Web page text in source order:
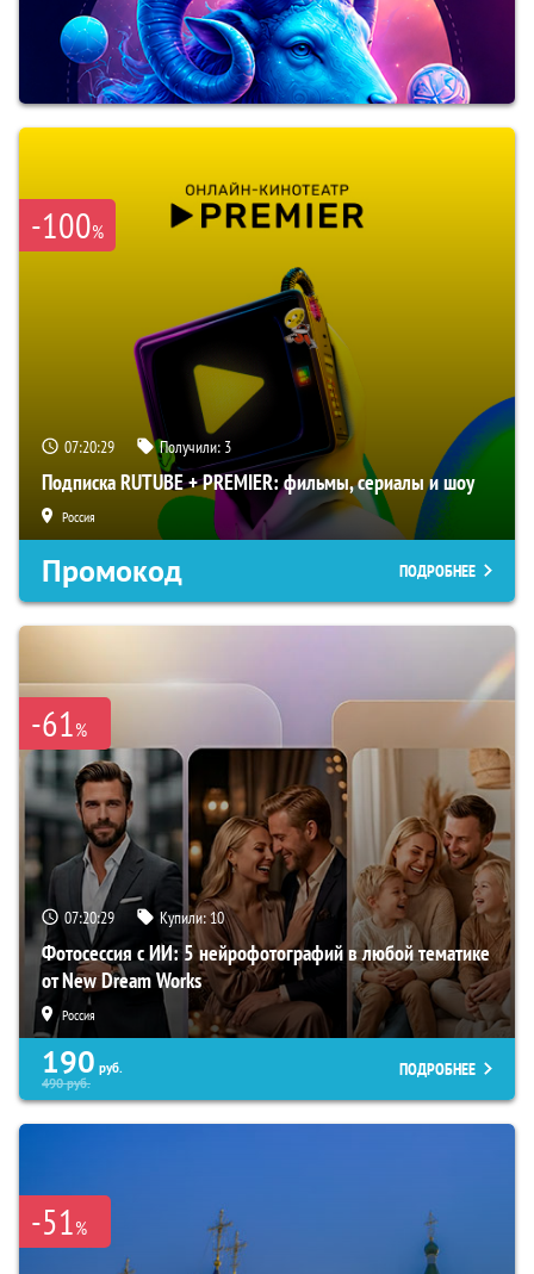
-100%
07:20:28 Получили: 3
Подписка RUTUBE + PREMIER: фильмы, сериалы и шоу
Россия
Промокод ПОДРОБНЕЕ
-61%
07:20:28 Купили:10
Фотосессия с ИИ: 5 нейрофотографий в любой тематике
от New Dream Works
Россия
190 руб.
490руб.
ПОДРОБНЕЕ
-51%